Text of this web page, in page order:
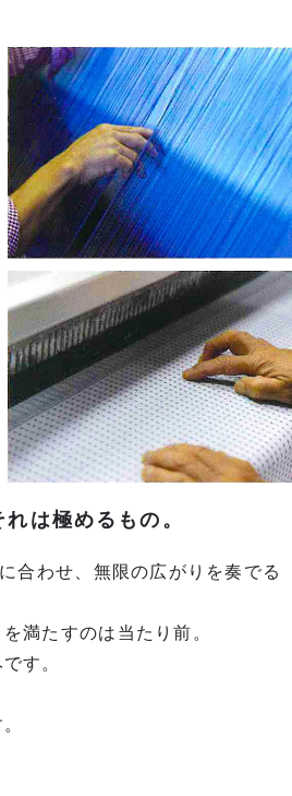
は極めるもの。
合わせ、無限の広がりを奏でる
満たすのは当たり前。
す。